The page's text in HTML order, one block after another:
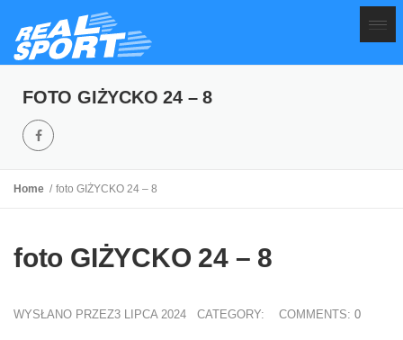
FOTO GIŻYCKO 24 – 8
Home foto GIŻYCKO 24 – 8
foto GIŻYCKO 24 – 8
WYSŁANO PRZEZ3 LIPCA 2024 CATEGORY: COMMENTS: 0